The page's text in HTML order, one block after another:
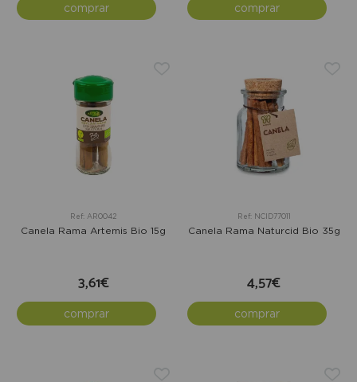
comprar comprar
Ref: AR0042
Canela Rama Artemis Bio 15g
3,61€
comprar
Ref: NCID77011
Canela Rama Naturcid Bio 35g
4,57€
comprar